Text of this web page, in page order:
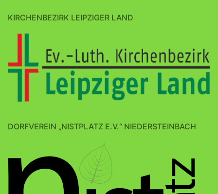
KIRCHENBEZIRK LEIPZIGER LAND
DORFVEREIN „NISTPLATZ E.V.“ NIEDERSTEINBACH